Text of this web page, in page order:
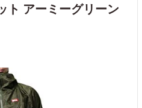
ト アーミーグリーン